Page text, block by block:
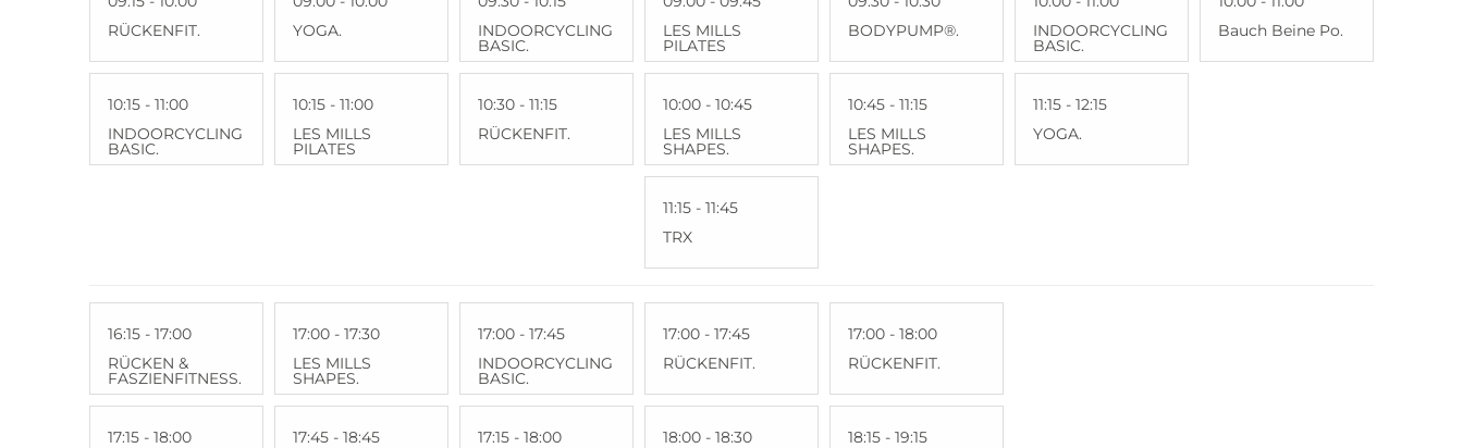
RÜCKENFIT.
10:15 - 11:00
INDOORCYCLING
BASIC.
YOGA.
10:15 - 11:00
LES MILLS
PILATES
INDOORCYCLING
BASIC.
10:30 - 11:15
RÜCKENFIT.
LES MILLS
PILATES
10:00 - 10:45
LES MILLS
SHAPES.
11:15 - 11:45
TRX
BODYPUMP®.
10:45 - 11:15
LES MILLS
SHAPES.
INDOORCYCLING
BASIC.
11:15 - 12:15
YOGA.
Bauch Beine Po.
16:15 - 17:00
RÜCKEN &
FASZIENFITNESS.
17:15 - 18:00
17:00 - 17:30
LES MILLS
SHAPES.
17:45 - 18:45
17:00 - 17:45
INDOORCYCLING
BASIC.
17:15 - 18:00
17:00 - 17:45
RÜCKENFIT.
18:00 - 18:30
17:00 - 18:00
RÜCKENFIT.
18:15 - 19:15